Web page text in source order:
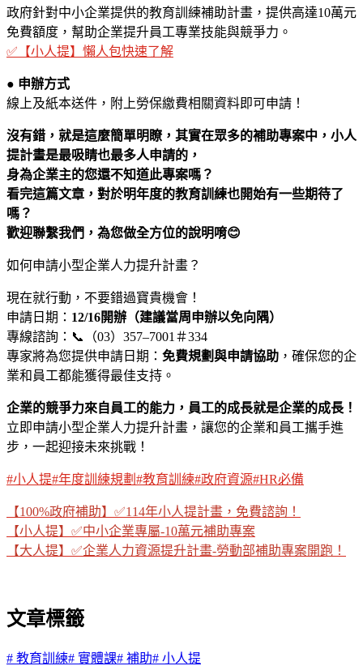
政府針對中小企業提供的教育訓練補助計畫，提供高達10萬元
免費額度，幫助企業提升員工專業技能與競爭力。
✅【小人提】懶人包快速了解
● 申辦方式
線上及紙本送件，附上勞保繳費相關資料即可申請！
沒有錯，就是這麼簡單明瞭，其實在眾多的補助專案中，小人
提計畫是最吸睛也最多人申請的，
身為企業主的您還不知道此專案嗎？
看完這篇文章，對於明年度的教育訓練也開始有一些期待了
嗎？
歡迎聯繫我們，為您做全方位的說明唷😊
如何申請小型企業人力提升計畫？
現在就行動，不要錯過寶貴機會！
申請日期： 12/16開辦（建議當周申辦以免向隅）
專線諮詢：📞（03）357–7001＃334
專家將為您提供申請日期： 免費規劃與申請協助 ，確保您的企
業和員工都能獲得最佳支持。
企業的競爭力來自員工的能力，員工的成長就是企業的成長！
立即申請小型企業人力提升計畫，讓您的企業和員工攜手進
步，一起迎接未來挑戰！
#小人提#年度訓練規劃 #教育訓練#政府資源#HR必備
【100%政府補助】✅114年小人提計畫，免費諮詢！
【小人提】✅中小企業專屬-10萬元補助專案
【大人提】✅企業人力資源提升計畫-勞動部補助專案開跑！
文章標籤
# 教育訓練# 實體課# 補助# 小人提